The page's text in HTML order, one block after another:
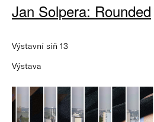
Jan Solpera: Rounded
Výstavní síň 13
Výstava